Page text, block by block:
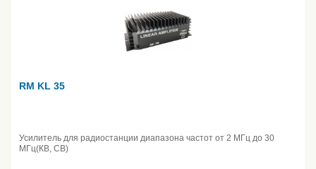
RM KL 35
Усилитель для радиостанции диапазона частот от 2 МГц до 30
МГц(КВ, CB)